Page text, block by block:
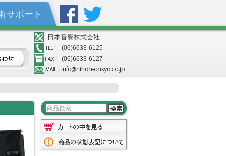
サポート
日本音響株式会社
(06)6633-6125
(06)6633-6127